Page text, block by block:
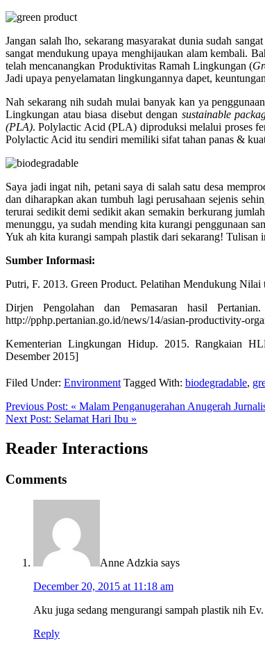
Jangan salah lho, sekarang masyarakat dunia sudah
sangat mendukung upaya menghijaukan alam kembali.
telah mencanangkan Produktivitas Ramah Lingkungan (
Jadi upaya penyelamatan lingkungannya dapet,
Nah sekarang nih sudah mulai banyak kan ya
Lingkungan atau biasa disebut dengan sustainable
(PLA). Polylactic Acid (PLA) diproduksi melalui proses
Polylactic Acid itu sendiri memiliki sifat tahan panas &
Saya jadi ingat nih, petani saya di salah satu desa
dan diharapkan akan tumbuh lagi perusahaan sejenis
terurai sedikit demi sedikit akan semakin berkurang
menunggu, ya sudah mending kita kurangi penggunaan
Yuk ah kita kurangi sampah plastik dari sekarang!
Sumber Informasi:
Putri, F. 2013. Green Product. Pelatihan Mendukung
Dirjen Pengolahan dan Pemasaran hasil
http://pphp.pertanian.go.id/news/14/asian-productivity-
Kementerian Lingkungan Hidup. 2015. Rangkaian
Desember 2015]
Filed Under: Environment Tagged With: biodegradable,
Previous Post: « Malam Penganugerahan Anugerah
Next Post: Selamat Hari Ibu »
Reader Interactions
Comments
Anne Adzkia says
December 20, 2015 at 11:18 am
Aku juga sedang mengurangi sampah plastik nih
Reply